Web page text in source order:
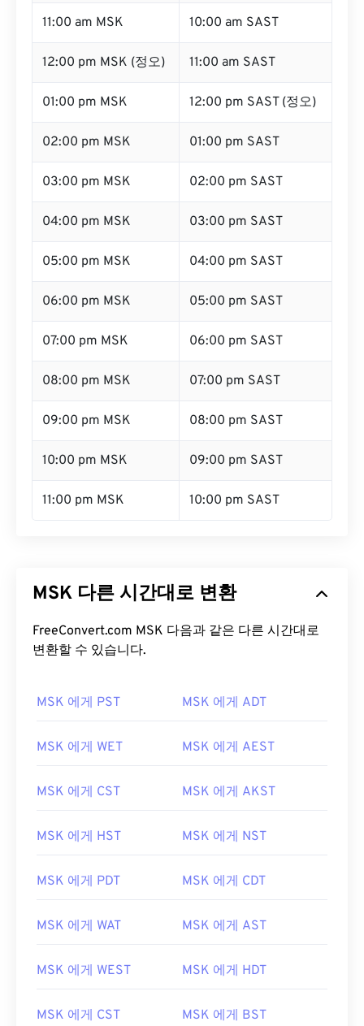
11:00 am MSK 10:00 am SAST
12:00 pm MSK (정오) 11:00 am SAST
01:00 pm MSK 12:00 pm SAST (정오)
02:00 pm MSK 01:00 pm SAST
03:00 pm MSK 02:00 pm SAST
04:00 pm MSK 03:00 pm SAST
05:00 pm MSK 04:00 pm SAST
06:00 pm MSK 05:00 pm SAST
07:00 pm MSK 06:00 pm SAST
08:00 pm MSK 07:00 pm SAST
09:00 pm MSK 08:00 pm SAST
10:00 pm MSK 09:00 pm SAST
11:00 pm MSK 10:00 pm SAST
MSK 다른 시간대로 변환
FreeConvert.com MSK 다음과 같은 다른 시간대로
변환할 수 있습니다.
MSK 에게 PST MSK 에게 ADT
MSK 에게 WET MSK 에게 AEST
MSK 에게 CST MSK 에게 AKST
MSK 에게 HST MSK 에게 NST
MSK 에게 PDT MSK 에게 CDT
MSK 에게 WAT MSK 에게 AST
MSK 에게 WEST MSK 에게 HDT
MSK 에게 CST MSK 에게 BST